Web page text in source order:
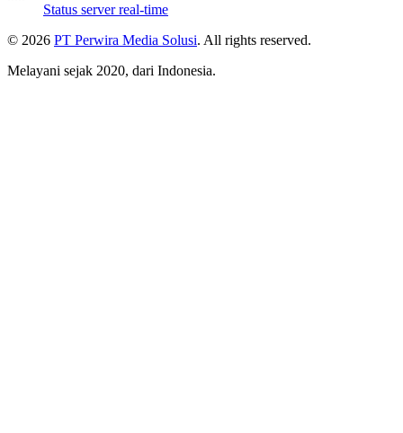
Status serverStatus server real-time
© 2026 PT Perwira Media Solusi. All rights reserved.
Melayani sejak 2020, dari Indonesia.